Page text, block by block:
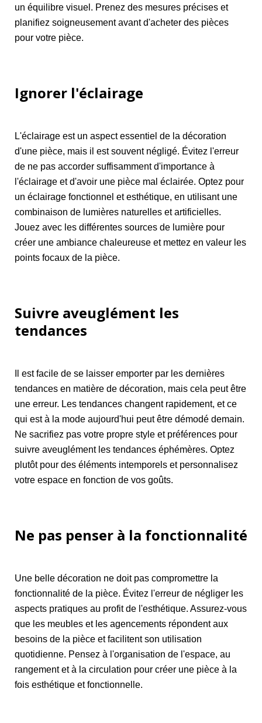
un équilibre visuel. Prenez des mesures précises et
planifiez soigneusement avant d'acheter des pièces
pour votre pièce.
Ignorer l'éclairage
L'éclairage est un aspect essentiel de la décoration
d'une pièce, mais il est souvent négligé. Évitez l'erreur
de ne pas accorder suffisamment d'importance à
l'éclairage et d'avoir une pièce mal éclairée. Optez pour
un éclairage fonctionnel et esthétique, en utilisant une
combinaison de lumières naturelles et artificielles.
Jouez avec les différentes sources de lumière pour
créer une ambiance chaleureuse et mettez en valeur les
points focaux de la pièce.
Suivre aveuglément les
tendances
Il est facile de se laisser emporter par les dernières
tendances en matière de décoration, mais cela peut être
une erreur. Les tendances changent rapidement, et ce
qui est à la mode aujourd'hui peut être démodé demain.
Ne sacrifiez pas votre propre style et préférences pour
suivre aveuglément les tendances éphémères. Optez
plutôt pour des éléments intemporels et personnalisez
votre espace en fonction de vos goûts.
Ne pas penser à la fonctionnalité
Une belle décoration ne doit pas compromettre la
fonctionnalité de la pièce. Évitez l'erreur de négliger les
aspects pratiques au profit de l'esthétique. Assurez-vous
que les meubles et les agencements répondent aux
besoins de la pièce et facilitent son utilisation
quotidienne. Pensez à l'organisation de l'espace, au
rangement et à la circulation pour créer une pièce à la
fois esthétique et fonctionnelle.